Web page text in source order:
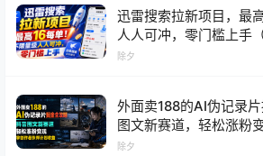
迅雷搜索拉新项目，最
人人可冲，零门槛上手
除夕
外面卖188的AI伪记录
图文新赛道，轻松涨粉
计划收益【文档】
除夕